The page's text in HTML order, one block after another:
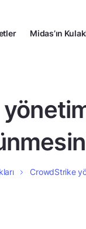
Midas’ın
CrowdStrike